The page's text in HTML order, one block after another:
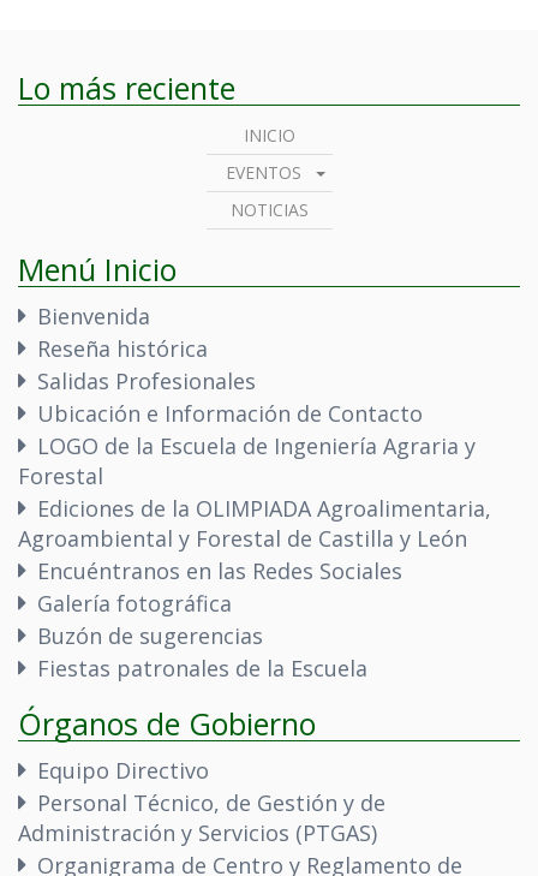
Lo más reciente
INICIO
EVENTOS
NOTICIAS
Menú Inicio
Bienvenida
Reseña histórica
Salidas Profesionales
Ubicación e Información de Contacto
LOGO de la Escuela de Ingeniería Agraria y
Forestal
Ediciones de la OLIMPIADA Agroalimentaria,
Agroambiental y Forestal de Castilla y León
Encuéntranos en las Redes Sociales
Galería fotográfica
Buzón de sugerencias
Fiestas patronales de la Escuela
Órganos de Gobierno
Equipo Directivo
Personal Técnico, de Gestión y de
Administración y Servicios (PTGAS)
Organigrama de Centro y Reglamento de